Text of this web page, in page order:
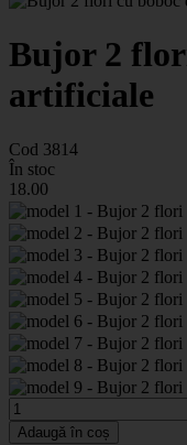
Bujor 2
artificiale
Cod 3814
În stoc
18.00
Adaugă în coș